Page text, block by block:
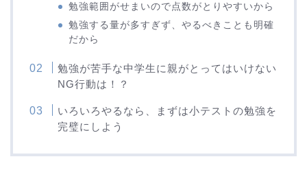
勉強範囲がせまいので点数がとりやすいから
勉強する量が多すぎず、やるべきことも明確
だから
勉強が苦手な中学生に親がとってはいけない
NG行動は！？
いろいろやるなら、まずは小テストの勉強を
完璧にしよう